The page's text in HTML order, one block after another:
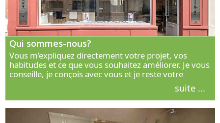
Qui sommes-nous?
Vous m’expliquez directement votre projet, vos
habitudes et ce que vous souhaitez améliorer. Je vous
conseille, je conçois avec vous et je reste votre
interlocuteur principal. Découvrez ma façon de vous
suite ...